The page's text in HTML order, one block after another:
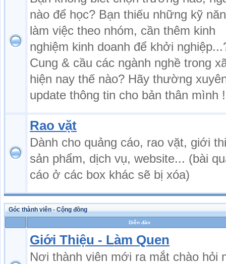
nào để học? Bạn thiếu những kỹ
làm việc theo nhóm, cần thêm kinh
nghiệm kinh doanh để khởi
Cung & cầu các ngành nghề trong
hiện nay thế nào? Hãy thường
update thông tin cho bản thân mình !
Rao vặt
Dành cho quảng cáo, rao vặt, giới
sản phẩm, dịch vụ, website... (bài
cáo ở các box khác sẽ bị xóa)
Góc thành viên - Cộng đồng
Diễn đàn
Giới Thiệu - Làm Quen
Nơi thành viên mới ra mắt chào hỏi